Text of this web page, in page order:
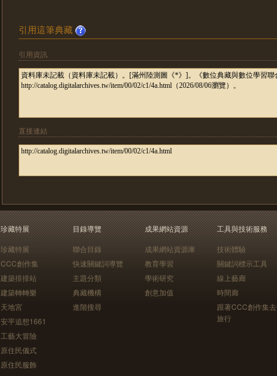
引用這筆典藏
引用資訊
直接連結
珍藏特展
珍藏特展
CCC創作集
建築排排站
建築轉轉樂
天地宮
安平追想1661
工藝大冒險
原住民儀式
原住民服飾
目錄導覽
聯合目錄
快速關鍵詞導覽
主題分類
典藏機構
進階搜尋
成果網站資源
成果網站資源庫
教育學習
學術研究
創意加值
工具與技術服務
技術體驗
關鍵詞標示工具
線上藝廊
時間廊
跟著CCC創作集去
旅行